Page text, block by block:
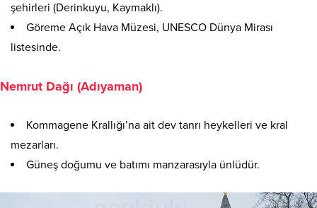
şehirleri (Derinkuyu, Kaymaklı).
Göreme Açık Hava Müzesi, UNESCO Dünya Mirası
listesinde.
Nemrut Dağı (Adıyaman)
Kommagene Krallığı’na ait dev tanrı heykelleri ve kral
mezarları.
Güneş doğumu ve batımı manzarasıyla ünlüdür.